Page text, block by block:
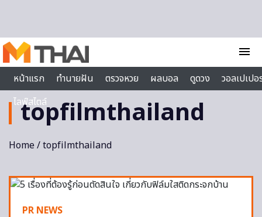
menu
หน้าแรก
ทำนายฝัน ตรวจหวย ผลบอล ดูดวง
วอลเปเป
ไลฟ์สไตล์
topfilmthailand
Home/ topfilmthailand
PR NEWS